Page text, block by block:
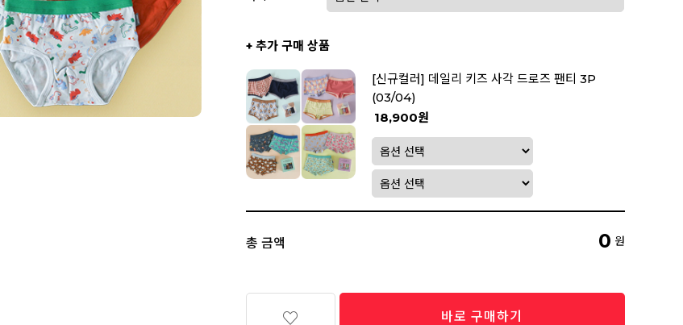
+ 추가 구매 상품
[신규컬러] 데일리 키즈 사각 드로즈 팬티 3P
(03/04)
18,900원
총 금액 0 원
바로 구매하기